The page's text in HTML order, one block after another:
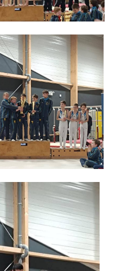
du Clos
d’Arc
Jeanne d'Arc
Arts Plastiques